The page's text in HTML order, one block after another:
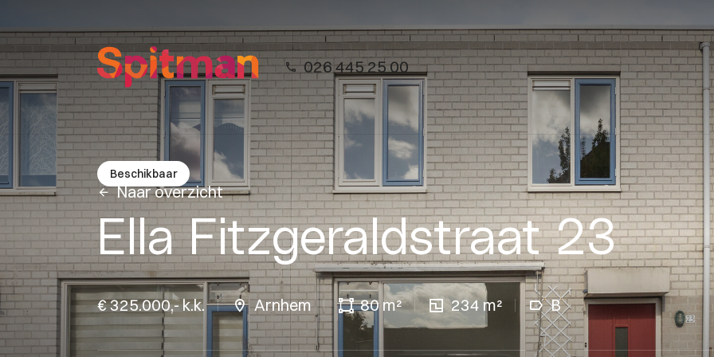
026 445 25 00
Naar overzicht
Beschikbaar
Ella Fitzgeraldstraat 23
€ 325.000,- k.k. Arnhem 80 m² 234 m² B